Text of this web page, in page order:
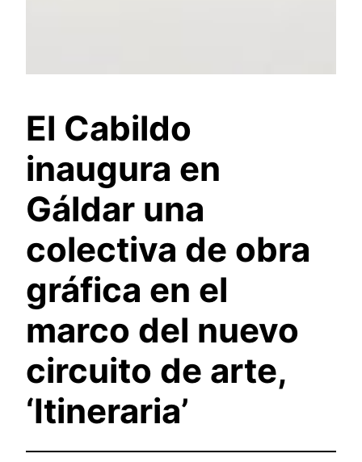
El Cabildo
inaugura en
Gáldar una
colectiva de obra
gráfica en el
marco del nuevo
circuito de arte,
‘Itineraria’